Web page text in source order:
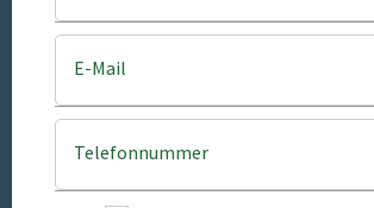
E-Mail
Telefonnummer